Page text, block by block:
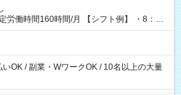
時間/月 【シフト例】 ・8：00
OK / 副業・WワークOK / 10名以上の大量